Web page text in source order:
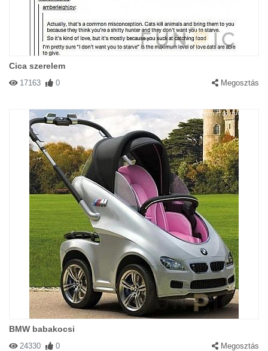
Cica szerelem
17163 0 Megosztás
BMW babakocsi
24330 0 Megosztás